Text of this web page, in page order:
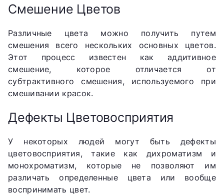
Смешение Цветов
Различные цвета можно получить путем
смешения всего нескольких основных цветов.
Этот процесс известен как аддитивное
смешение, которое отличается от
субтрактивного смешения, используемого при
смешивании красок.
Дефекты Цветовосприятия
У некоторых людей могут быть дефекты
цветовосприятия, такие как дихроматизм и
монохроматизм, которые не позволяют им
различать определенные цвета или вообще
воспринимать цвет.